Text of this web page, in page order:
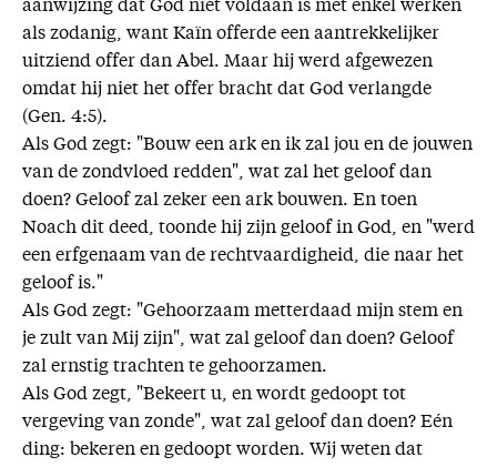
aanwijzing dat God niet voldaan is met enkel werken
als zodanig, want Kaïn offerde een aantrekkelijker
uitziend offer dan Abel. Maar hij werd afgewezen
omdat hij niet het offer bracht dat God verlangde
(Gen. 4:5).
Als God zegt: "Bouw een ark en ik zal jou en de jouwen
van de zondvloed redden", wat zal het geloof dan
doen? Geloof zal zeker een ark bouwen. En toen
Noach dit deed, toonde hij zijn geloof in God, en "werd
een erfgenaam van de rechtvaardigheid, die naar het
geloof is."
Als God zegt: "Gehoorzaam metterdaad mijn stem en
je zult van Mij zijn", wat zal geloof dan doen? Geloof
zal ernstig trachten te gehoorzamen.
Als God zegt, "Bekeert u, en wordt gedoopt tot
vergeving van zonde", wat zal geloof dan doen? Eén
ding: bekeren en gedoopt worden. Wij weten dat